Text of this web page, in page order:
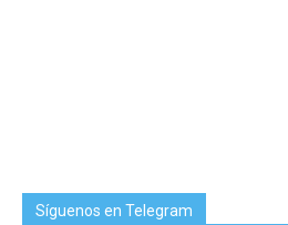
Síguenos en Telegram